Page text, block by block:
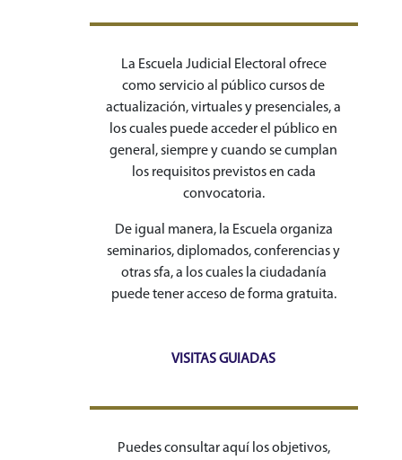
La Escuela Judicial Electoral ofrece
como servicio al público cursos de
actualización, virtuales y presenciales, a
los cuales puede acceder el público en
general, siempre y cuando se cumplan
los requisitos previstos en cada
convocatoria.
De igual manera, la Escuela organiza
seminarios, diplomados, conferencias y
otras sfa, a los cuales la ciudadanía
puede tener acceso de forma gratuita.
VISITAS GUIADAS
Puedes consultar aquí los objetivos,